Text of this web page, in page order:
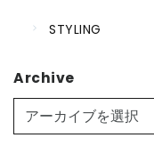
STYLING
Archive